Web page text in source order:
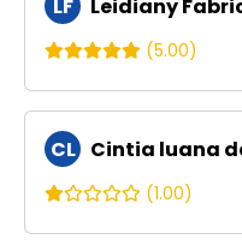
LF Leidiany
(5.00)
CL Cintia luana
(1.00)